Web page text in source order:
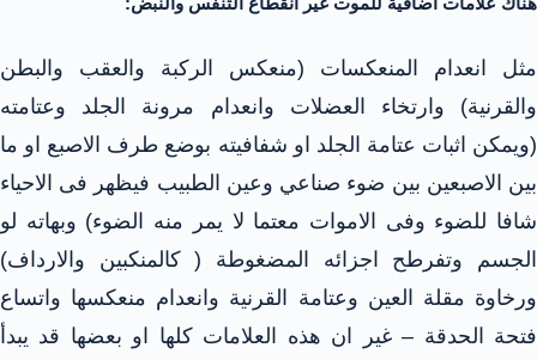
مثل انعدام المنعكسات (منعكس الركبة والعقب والبطن
والقرنية) وارتخاء العضلات وانعدام مرونة الجلد وعتامته
(ويمكن اثبات عتامة الجلد او شفافيته بوضع طرف الاصبع او ما
بين الاصبعين بين ضوء صناعي وعين الطبيب فيظهر فى الاحياء
شافا للضوء وفى الاموات معتما لا يمر منه الضوء) وبهاته لو
الجسم وتفرطح اجزائه المضغوطة ( كالمنكبين والارداف)
ورخاوة مقلة العين وعتامة القرنية وانعدام منعكسها واتساع
فتحة الحدقة – غير ان هذه العلامات كلها او بعضها قد يبدأ